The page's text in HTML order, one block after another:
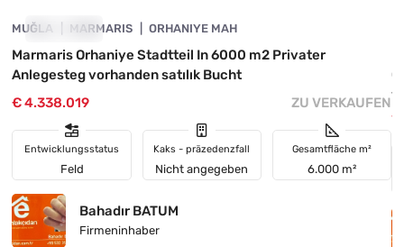
GEFALLEN
MUĞLA MARMARIS ORHANIYE MAH
Marmaris Orhaniye Stadtteil In 6000 m2 Privater
Anlegesteg vorhanden satılık Bucht
€ 4.338.019
ZU VERKAUFEN
Entwicklungsstatus
Feld
Kaks - präzedenzfall
Nicht angegeben
Gesamtfläche m²
6.000 m²
Bahadır BATUM
Firmeninhaber
€